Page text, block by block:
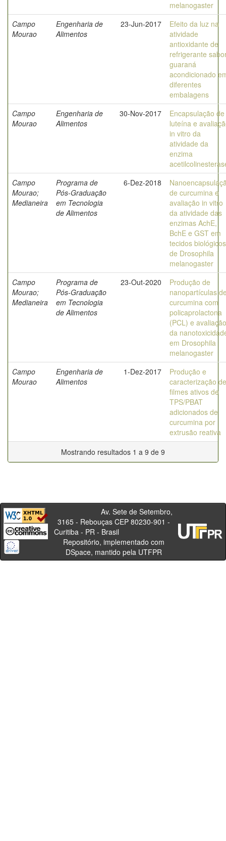
melanogaster
Campo
Mourao
Engenharia de
Alimentos
23-Jun-2017
Efeito da luz na
atividade
antioxidante de
refrigerante
guaraná
acondicionado
diferentes
embalagens
Campo
Mourao
Engenharia de
Alimentos
30-Nov-2017
Encapsulação de
luteína e
in vitro da
atividade da
enzima
Campo
Mourao;
Medianeira
Programa de
Pós-Graduação
em Tecnologia
de Alimentos
6-Dez-2018
de curcumina e
avaliação in vitro
da atividade das
enzimas AchE,
BchE e GST em
tecidos biológicos
de Drosophila
melanogaster
Campo
Mourao;
Medianeira
Programa de
Pós-Graduação
em Tecnologia
de Alimentos
23-Out-2020
Produção de
nanopartículas
curcumina com
policaprolactona
(PCL) e avaliação
da
em Drosophila
melanogaster
Campo
Mourao
Engenharia de
Alimentos
1-Dez-2017
Produção e
caracterização de
filmes ativos de
TPS/PBAT
adicionados de
curcumina por
extrusão reativa
Mostrando resultados 1 a 9 de 9
Av. Sete de Setembro,
3165 - Rebouças CEP 80230-901 -
Curitiba - PR - Brasil
Repositório, implementado com
DSpace, mantido pela UTFPR